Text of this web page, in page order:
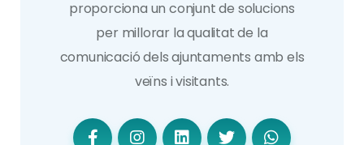
proporciona un conjunt de solucions
per millorar la qualitat de la
comunicació dels ajuntaments amb els
veïns i visitants.